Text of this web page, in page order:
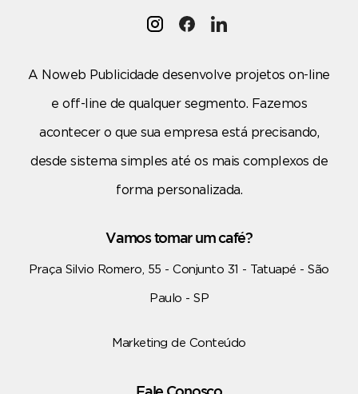
A Noweb Publicidade desenvolve projetos on-line
e off-line de qualquer segmento. Fazemos
acontecer o que sua empresa está precisando,
desde sistema simples até os mais complexos de
forma personalizada.
Vamos tomar um café?
Praça Silvio Romero, 55 - Conjunto 31 - Tatuapé - São
Paulo - SP
Marketing de Conteúdo